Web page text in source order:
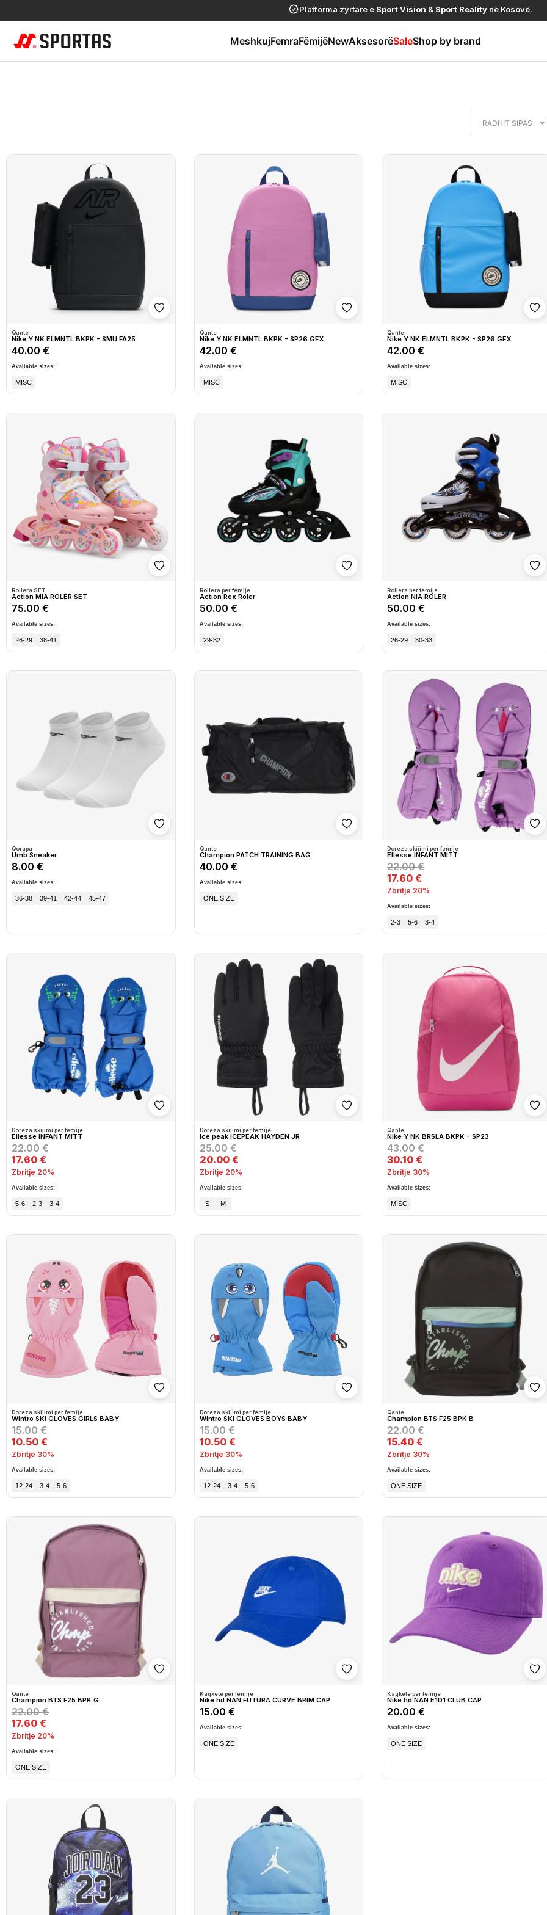
Platforma zyrtare e Sport Vision & Sport Reality në Kosovë.
MeshkujFemraFëmijëNewAksesorëSaleShop by brand
RADHIT SIPAS
Shto në wishlist
Qante
Nike Y NK ELMNTL BKPK - SMU FA25
40.00 €
Available sizes:
MISC
Shto në wishlist
Qante
Nike Y NK ELMNTL BKPK - SP26 GFX
42.00 €
Available sizes:
MISC
Qante
Nike Y NK ELMNTL BKPK - SP26 GFX
42.00 €
Available sizes:
MISC
Shto në wishlist
Rollera SET
Action MIA ROLER SET
75.00 €
Available sizes:
26-29 38-41
Shto në wishlist
Rollera per femije
Action Rex Roler
50.00 €
Available sizes:
29-32
Rollera per femije
Action NIA ROLER
50.00 €
Available sizes:
26-29 30-33
Shto në wishlist
Qorapa
Umb Sneaker
8.00 €
Available sizes:
36-38 39-41 42-44 45-47
Shto në wishlist
Qante
Champion PATCH TRAINING BAG
40.00 €
Available sizes:
ONE SIZE
Doreza skijimi per femije
Ellesse INFANT MITT
22.00 €
17.60 €
Zbritje 20%
Available sizes:
2-3 5-6 3-4
Shto në wishlist
Doreza skijimi per femije
Ellesse INFANT MITT
22.00 €
17.60 €
Zbritje 20%
Available sizes:
5-6 2-3 3-4
Shto në wishlist
Doreza skijimi per femije
Ice peak ICEPEAK HAYDEN JR
25.00 €
20.00 €
Zbritje 20%
Available sizes:
S M
Qante
Nike Y NK BRSLA BKPK - SP23
43.00 €
30.10 €
Zbritje 30%
Available sizes:
MISC
Shto në wishlist
Doreza skijimi per femije
Wintro SKI GLOVES GIRLS BABY
15.00 €
10.50 €
Zbritje 30%
Available sizes:
12-24 3-4 5-6
Shto në wishlist
Doreza skijimi per femije
Wintro SKI GLOVES BOYS BABY
15.00 €
10.50 €
Zbritje 30%
Available sizes:
12-24 3-4 5-6
Qante
Champion BTS F25 BPK B
22.00 €
15.40 €
Zbritje 30%
Available sizes:
ONE SIZE
Shto në wishlist
Qante
Champion BTS F25 BPK G
22.00 €
17.60 €
Zbritje 20%
Available sizes:
ONE SIZE
Shto në wishlist
Kaqkete per femije
Nike hd NAN FUTURA CURVE BRIM CAP
15.00 €
Available sizes:
ONE SIZE
Kaqkete per femije
Nike hd NAN E1D1 CLUB CAP
20.00 €
Available sizes:
ONE SIZE